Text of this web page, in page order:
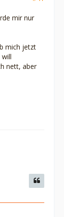
mir nur
mich jetzt
nett, aber